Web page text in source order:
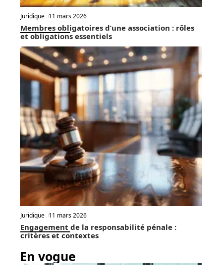
Juridique 11 mars 2026
Membres obligatoires d’une association : rôles
et obligations essentiels
Juridique 11 mars 2026
Engagement de la responsabilité pénale :
critères et contextes
En vogue